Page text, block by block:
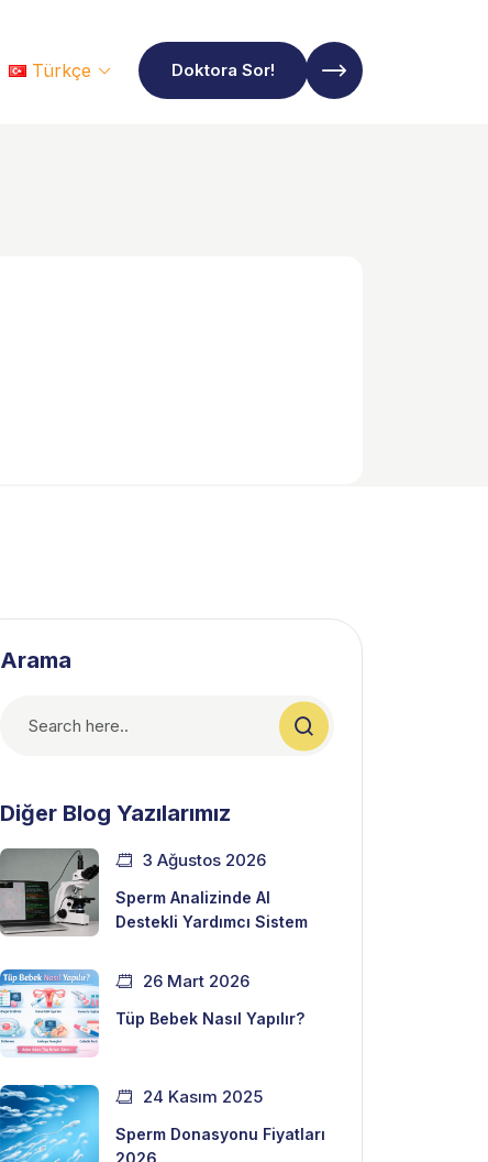
Türkçe Doktora Sor!
Arama
Diğer Blog Yazılarımız
3 Ağustos 2026
Sperm Analizinde AI
Destekli Yardımcı Sistem
26 Mart 2026
Tüp Bebek Nasıl Yapılır?
24 Kasım 2025
Sperm Donasyonu Fiyatları
2026